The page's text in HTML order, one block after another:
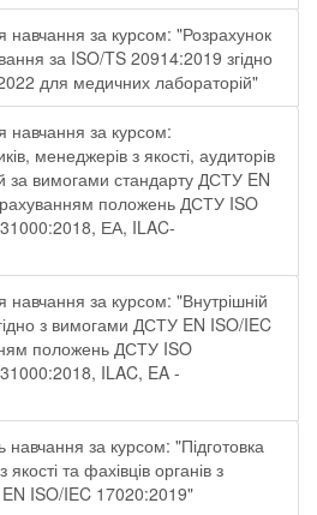
навчання за курсом: "Розрахунок
за ISO/TS 20914:2019 згідно
для медичних лабораторій"
навчання за курсом:
менеджерів з якості, аудиторів
за вимогами стандарту ДСТУ EN
положень ДСТУ ISO
ЕА, ILAC-
навчання за курсом: "Внутрішній
з вимогами ДСТУ EN ISO/IEC
положень ДСТУ ISO
ILAC, EA -
за курсом: "Підготовка
та фахівців органів з
ISO/IEC 17020:2019"